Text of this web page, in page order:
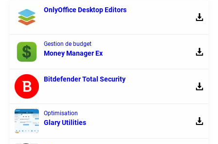
OnlyOffice Desktop Editors
Gestion de budget
Money Manager Ex
Bitdefender Total Security
Optimisation
Glary Utilities